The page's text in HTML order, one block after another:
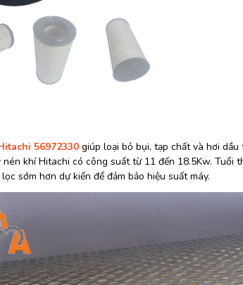
56972330giúp loại bỏ bụi, tạp chất và hơi dầu
khí Hitachi có công suất từ 11 đến 18.5Kw. Tuổi
sớm hơn dự kiến để đảm bảo hiệu suất máy.